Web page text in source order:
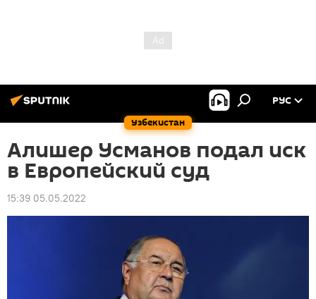
Узбекистан
РУС
Алишер Усманов подал иск
в Европейский суд
15:39 05.05.2022